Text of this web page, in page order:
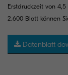
Erstdruckzeit von
2.600 Blatt können
Datenblatt